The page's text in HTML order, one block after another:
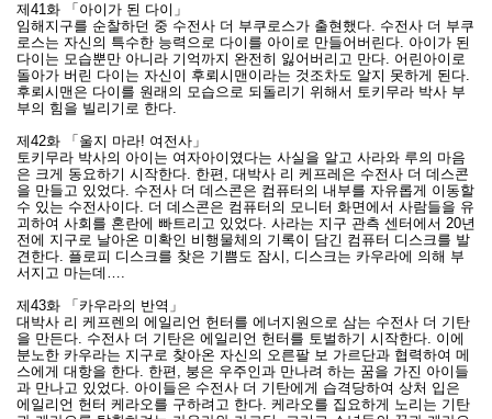
제41화 「아이가 된 다이」
임해지구를 순찰하던 중 수전사 더 부쿠로스가 출현했다. 수전사 더 부쿠
로스는 자신의 특수한 능력으로 다이를 아이로 만들어버린다. 아이가 된
다이는 모습뿐만 아니라 기억까지 완전히 잃어버리고 만다. 어린아이로
돌아가 버린 다이는 자신이 후뢰시맨이라는 것조차도 알지 못하게 된다.
후뢰시맨은 다이를 원래의 모습으로 되돌리기 위해서 토키무라 박사 부
부의 힘을 빌리기로 한다.
제42화 「울지 마라! 여전사」
토키무라 박사의 아이는 여자아이였다는 사실을 알고 사라와 루의 마음
은 크게 동요하기 시작한다. 한편, 대박사 리 케프레은 수전사 더 데스콘
을 만들고 있었다. 수전사 더 데스콘은 컴퓨터의 내부를 자유롭게 이동할
수 있는 수전사이다. 더 데스콘은 컴퓨터의 모니터 화면에서 사람들을 유
괴하여 사회를 혼란에 빠트리고 있었다. 사라는 지구 관측 센터에서 20년
전에 지구로 날아온 미확인 비행물체의 기록이 담긴 컴퓨터 디스크를 발
견한다. 플로피 디스크를 찾은 기쁨도 잠시, 디스크는 카우라에 의해 부
서지고 마는데….
제43화 「카우라의 반역」
대박사 리 케프렌의 에일리언 헌터를 에너지원으로 삼는 수전사 더 기탄
을 만든다. 수전사 더 기탄은 에일리언 헌터를 토벌하기 시작한다. 이에
분노한 카우라는 지구로 찾아온 자신의 오른팔 보 가르단과 협력하여 메
스에게 대항을 한다. 한편, 붕은 우주인과 만나려 하는 꿈을 가진 아이들
과 만나고 있었다. 아이들은 수전사 더 기탄에게 습격당하여 상처 입은
에일리언 헌터 케라오를 구하려고 한다. 케라오를 집요하게 노리는 기탄